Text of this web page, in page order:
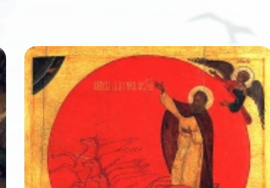
Inscription News Letter
Si vous souhaitez recevoir nos dernières actualités, veuillez
indiquer ci-dessous votre adresse mail.